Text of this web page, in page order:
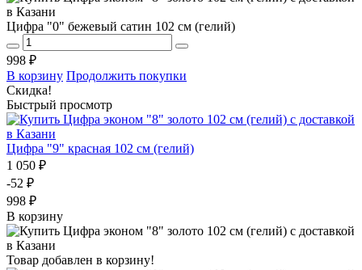
Цифра "0" бежевый сатин 102 см (гелий)
998 ₽
В корзину Продолжить покупки
Скидка!
Быстрый просмотр
Цифра "9" красная 102 см (гелий)
1 050 ₽
-52 ₽
998 ₽
В корзину
Товар добавлен в корзину!